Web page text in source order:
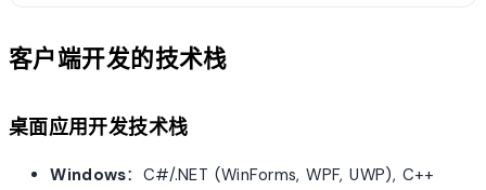
客户端开发的技术栈
桌面应用开发技术栈
Windows：C#/.NET (WinForms, WPF, UWP), C++